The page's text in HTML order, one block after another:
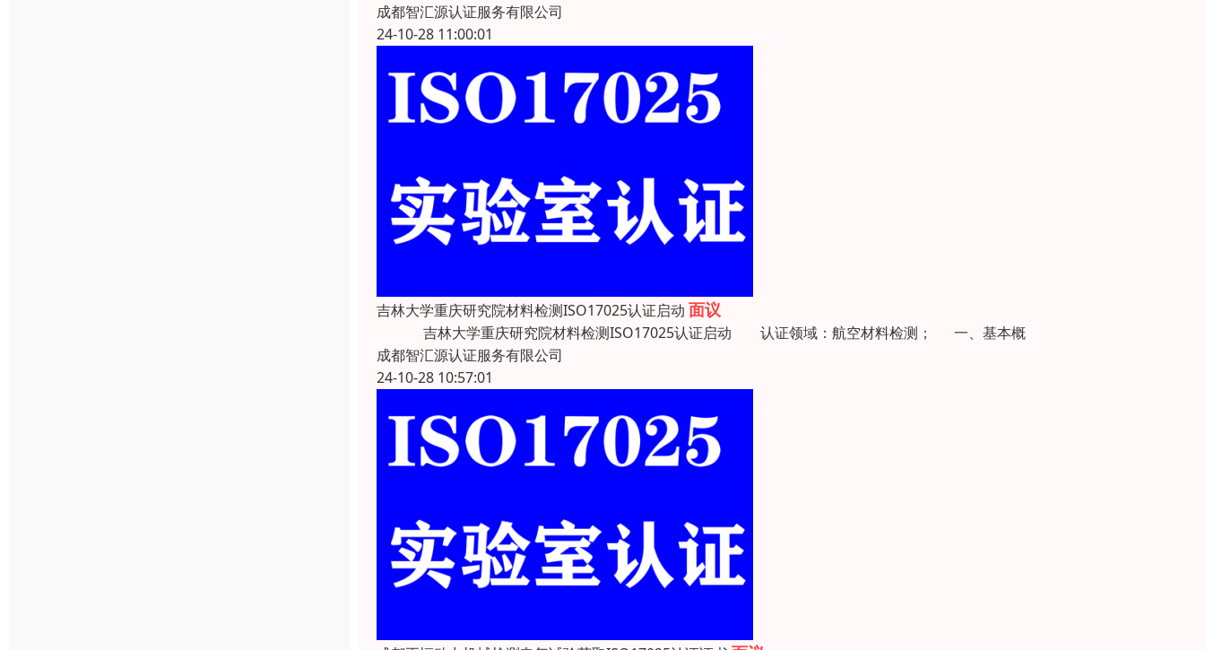
成都智汇源认证服务有限公司
24-10-28 11:00:01
吉林大学重庆研究院材料检测ISO17025认证启动 面议
吉林大学重庆研究院材料检测ISO17025认证启动 认证领域：航空材料检测； 一、基本概
成都智汇源认证服务有限公司
24-10-28 10:57:01